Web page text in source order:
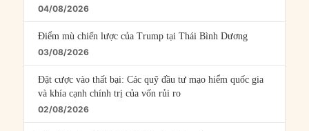
04/08/2026
Điểm mù chiến lược của Trump tại Thái Bình Dương
03/08/2026
Đặt cược vào thất bại: Các quỹ đầu tư mạo hiểm quốc gia
và khía cạnh chính trị của vốn rủi ro
02/08/2026